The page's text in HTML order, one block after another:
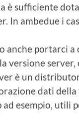
è sufficiente
In ambedue i
anche portarci
versione
è un
dati
esempio, utili